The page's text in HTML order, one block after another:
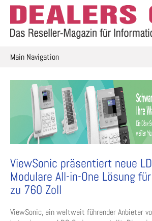
Skip
content
Main Navigation
ViewSonic präsentiert neue
Modulare All-in-One Lösung
zu 760 Zoll
ViewSonic, ein weltweit führender Anbieter